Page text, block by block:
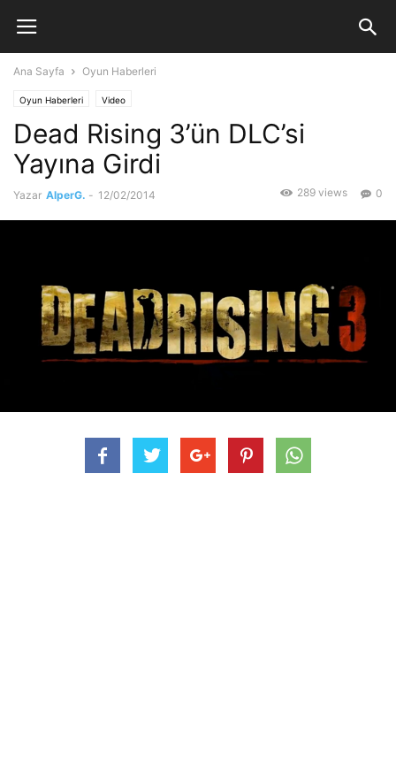
Ana Sayfa Oyun Haberleri
Oyun Haberleri Video
Dead Rising 3’ün DLC’si
Yayına Girdi
Yazar AlperG. - 12/02/2014 0
289 views